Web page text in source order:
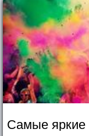
Самые яркие